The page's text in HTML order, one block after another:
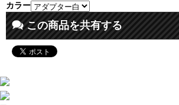
カラー
この商品を共有する